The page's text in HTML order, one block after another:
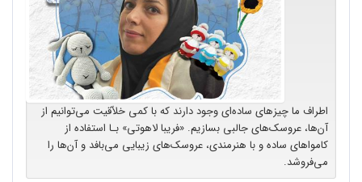
اطراف ما چیزهای ساده‌ای وجود دارند که با کمی خلاّقیت می‌توانیم از
آن‌ها، عروسک‌های جالبی بسازیم. «فریبا لاهوتی» بـا استفاده از
کامواهای ساده و با هنرمندی، عروسک‌های زیبایی می‌بافد و آن‌ها را
می‌فروشد.